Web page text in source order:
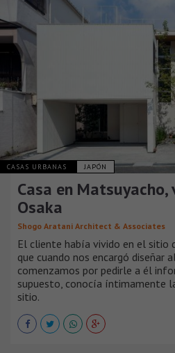
CASAS URBANAS JAPÓN
Casa en Matsuyacho,
Osaka
Shogo Aratani Architect & Associates
El cliente había vivido en el sitio
que cuando nos encargó diseñar
comenzamos por pedirle a él
supuesto, conocía íntimamente
sitio.